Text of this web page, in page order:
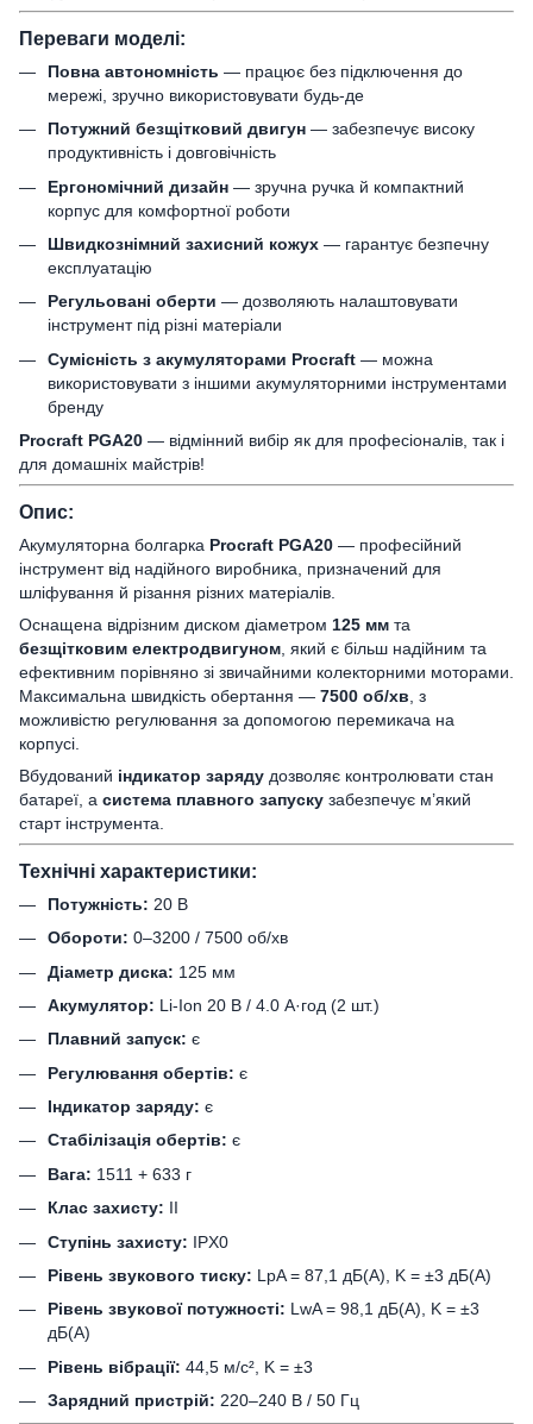
Переваги моделі:
Повна автономність — працює без підключення до
мережі, зручно використовувати будь-де
Потужний безщітковий двигун — забезпечує високу
продуктивність і довговічність
Ергономічний дизайн — зручна ручка й компактний
корпус для комфортної роботи
Швидкознімний захисний кожух — гарантує безпечну
експлуатацію
Регульовані оберти — дозволяють налаштовувати
інструмент під різні матеріали
Сумісність з акумуляторами Procraft — можна
використовувати з іншими акумуляторними інструментами
бренду
Procraft PGA20 — відмінний вибір як для професіоналів, так і
для домашніх майстрів!
Опис:
Акумуляторна болгарка Procraft PGA20 — професійний
інструмент від надійного виробника, призначений для
шліфування й різання різних матеріалів.
Оснащена відрізним диском діаметром 125 мм та
безщітковим електродвигуном , який є більш надійним та
ефективним порівняно зі звичайними колекторними моторами.
Максимальна швидкість обертання — 7500 об/хв , з
можливістю регулювання за допомогою перемикача на
корпусі.
Вбудований індикатор заряду дозволяє контролювати стан
батареї, а система плавного запуску забезпечує м’який
старт інструмента.
Технічні характеристики:
Потужність: 20 В
Обороти: 0–3200 / 7500 об/хв
Діаметр диска: 125 мм
Акумулятор: Li-Ion 20 В / 4.0 А·год (2 шт.)
Плавний запуск: є
Регулювання обертів: є
Індикатор заряду: є
Стабілізація обертів: є
Вага: 1511 + 633 г
Клас захисту: II
Ступінь захисту: IPX0
Рівень звукового тиску: LpA = 87,1 дБ(А), K = ±3 дБ(А)
Рівень звукової потужності: LwA = 98,1 дБ(А), K = ±3
дБ(А)
Рівень вібрації: 44,5 м/с², K = ±3
Зарядний пристрій: 220–240 В / 50 Гц